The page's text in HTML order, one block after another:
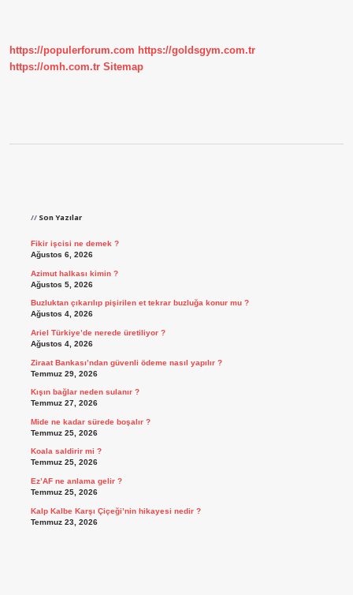
https://populerforum.com https://goldsgym.com.tr
https://omh.com.tr Sitemap
Son Yazılar
Fikir işcisi ne demek ?
Ağustos 6, 2026
Azimut halkası kimin ?
Ağustos 5, 2026
Buzluktan çıkarılıp pişirilen et tekrar buzluğa konur mu ?
Ağustos 4, 2026
Ariel Türkiye’de nerede üretiliyor ?
Ağustos 4, 2026
Ziraat Bankası’ndan güvenli ödeme nasıl yapılır ?
Temmuz 29, 2026
Kışın bağlar neden sulanır ?
Temmuz 27, 2026
Mide ne kadar sürede boşalır ?
Temmuz 25, 2026
Koala saldirir mi ?
Temmuz 25, 2026
Ez’AF ne anlama gelir ?
Temmuz 25, 2026
Kalp Kalbe Karşı Çiçeği’nin hikayesi nedir ?
Temmuz 23, 2026